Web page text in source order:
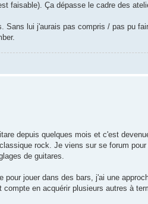
faisable). Ça dépasse le cadre des
lui j'aurais pas compris / pas pu
depuis quelques mois et c'est
rock. Je viens sur se forum
de guitares.
pour jouer dans des bars, j'ai une
en acquérir plusieurs autres à